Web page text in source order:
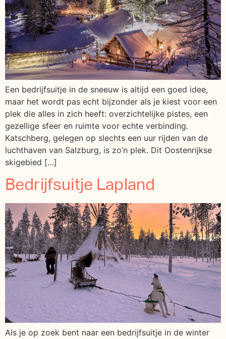
Een bedrijfsuitje in de sneeuw is altijd een goed idee,
maar het wordt pas echt bijzonder als je kiest voor een
plek die alles in zich heeft: overzichtelijke pistes, een
gezellige sfeer en ruimte voor echte verbinding.
Katschberg, gelegen op slechts een uur rijden van de
luchthaven van Salzburg, is zo’n plek. Dit Oostenrijkse
skigebied […]
Bedrijfsuitje Lapland
Als je op zoek bent naar een bedrijfsuitje in de winter